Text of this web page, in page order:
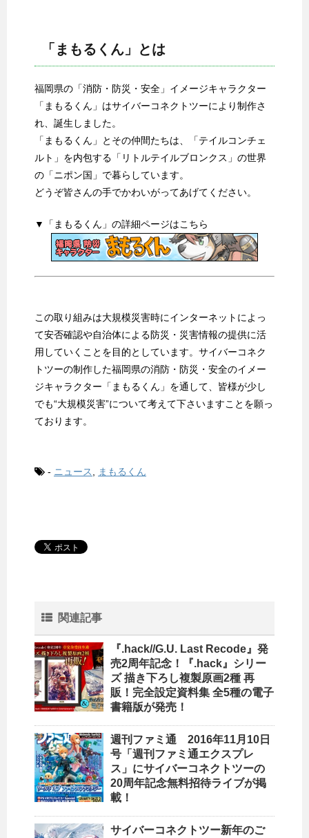
「まもるくん」とは
福岡県の「消防・防災・安全」イメージキャラクター
「まもるくん」はサイバーコネクトツーにより制作さ
れ、誕生しました。
「まもるくん」とその仲間たちは、「テイルコンチェ
ルト」を内包する「リトルテイルブロンクス」の世界
の「ニポン国」で暮らしています。
どうぞ皆さんの手でかわいがってあげてください。
▼「まもるくん」の詳細ページはこちら
この取り組みは大規模災害時にインターネットによっ
て安否確認や自治体による防災・災害情報の提供に活
用していくことを目的としています。サイバーコネク
トツーの制作した福岡県の消防・防災・安全のイメー
ジキャラクター「まもるくん」を通して、皆様が少し
でも“大規模災害”について考えて下さいますことを願っ
ております。
- ニュース まもるくん
関連記事
『.hack//G.U. Last Recode』発
売2周年記念！『.hack』シリー
ズ 描き下ろし複製原画2種 再
販！完全設定資料集 全5種の電子
書籍版が発売！
週刊ファミ通 2016年11月10日
号「週刊ファミ通エクスプレ
ス」にサイバーコネクトツーの
20周年記念無料招待ライブが掲
載！
サイバーコネクトツー新年のご